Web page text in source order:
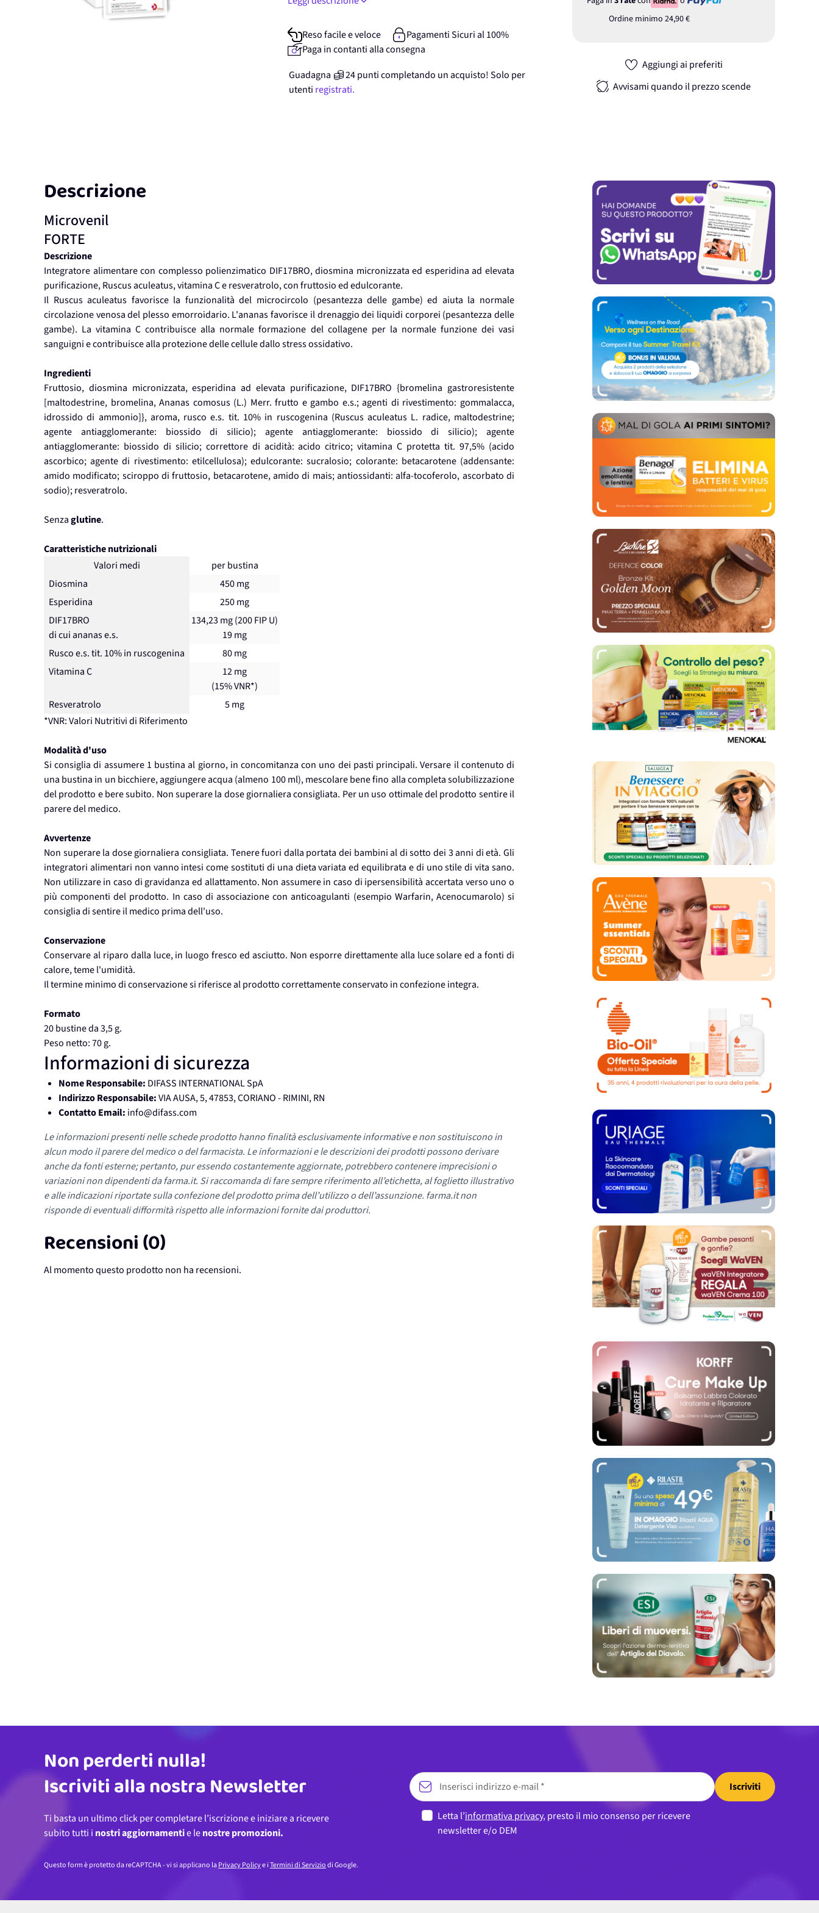
Ordine minimo 24,90 €
Aggiungi ai preferiti
Avvisami quando il prezzo scende
Reso facile e veloce
Pagamenti Sicuri al 100%
Paga in contanti alla consegna
Guadagna
24punticompletando un acquisto! Solo per
utenti registrati.
Descrizione
Microvenil
FORTE
Descrizione
Integratore alimentare con complesso polienzimatico DIF17BRO, diosmina micronizzata ed esperidina ad elevata
purificazione, Ruscus aculeatus, vitamina C e resveratrolo, con fruttosio ed edulcorante.
Il Ruscus aculeatus favorisce la funzionalità del microcircolo (pesantezza delle gambe) ed aiuta la normale
circolazione venosa del plesso emorroidario. L'ananas favorisce il drenaggio dei liquidi corporei (pesantezza delle
gambe). La vitamina C contribuisce alla normale formazione del collagene per la normale funzione dei vasi
sanguigni e contribuisce alla protezione delle cellule dallo stress ossidativo.
Ingredienti
Fruttosio, diosmina micronizzata, esperidina ad elevata purificazione, DIF17BRO {bromelina gastroresistente
[maltodestrine, bromelina, Ananas comosus (L.) Merr. frutto e gambo e.s.; agenti di rivestimento: gommalacca,
idrossido di ammonio]}, aroma, rusco e.s. tit. 10% in ruscogenina (Ruscus aculeatus L. radice, maltodestrine;
agente antiagglomerante: biossido di silicio); agente antiagglomerante: biossido di silicio); agente
antiagglomerante: biossido di silicio; correttore di acidità: acido citrico; vitamina C protetta tit. 97,5% (acido
ascorbico; agente di rivestimento: etilcellulosa); edulcorante: sucralosio; colorante: betacarotene (addensante:
amido modificato; sciroppo di fruttosio, betacarotene, amido di mais; antiossidanti: alfa-tocoferolo, ascorbato di
sodio); resveratrolo.
Senzaglutine.
Caratteristiche nutrizionali
Valori medi
per bustina
Diosmina
450 mg
Esperidina
250 mg
DIF17BRO
di cui ananas e.s.
134,23 mg (200 FIP U)
19 mg
Rusco e.s. tit. 10% in ruscogenina
80 mg
Vitamina C
12 mg
(15% VNR*)
Resveratrolo
5 mg
*VNR: Valori Nutritivi di Riferimento
Modalità d'uso
Si consiglia di assumere 1 bustina al giorno, in concomitanza con uno dei pasti principali. Versare il contenuto di
una bustina in un bicchiere, aggiungere acqua (almeno 100 ml), mescolare bene fino alla completa solubilizzazione
del prodotto e bere subito. Non superare la dose giornaliera consigliata. Per un uso ottimale del prodotto sentire il
parere del medico.
Avvertenze
Non superare la dose giornaliera consigliata. Tenere fuori dalla portata dei bambini al di sotto dei 3 anni di età. Gli
integratori alimentari non vanno intesi come sostituti di una dieta variata ed equilibrata e di uno stile di vita sano.
Non utilizzare in caso di gravidanza ed allattamento. Non assumere in caso di ipersensibilità accertata verso uno o
più componenti del prodotto. In caso di associazione con anticoagulanti (esempio Warfarin, Acenocumarolo) si
consiglia di sentire il medico prima dell'uso.
Conservazione
Conservare al riparo dalla luce, in luogo fresco ed asciutto. Non esporre direttamente alla luce solare ed a fonti di
calore, teme l'umidità.
Il termine minimo di conservazione si riferisce al prodotto correttamente conservato in confezione integra.
Formato
20 bustine da 3,5 g.
Peso netto: 70 g.
Informazioni di sicurezza
Nome Responsabile: DIFASS INTERNATIONAL SpA
Indirizzo Responsabile:VIA AUSA, 5, 47853, CORIANO - RIMINI, RN
Contatto Email: info@difass.com
Le informazioni presenti nelle schede prodotto hanno finalità esclusivamente informative e non sostituiscono in
alcun modo il parere del medico o del farmacista. Le informazioni e le descrizioni dei prodotti possono derivare
anche da fonti esterne; pertanto, pur essendo costantemente aggiornate, potrebbero contenere imprecisioni o
variazioni non dipendenti da farma.it. Si raccomanda di fare sempre riferimento all’etichetta, al foglietto illustrativo
e alle indicazioni riportate sulla confezione del prodotto prima dell’utilizzo o dell’assunzione. farma.it non
risponde di eventuali difformità rispetto alle informazioni fornite dai produttori.
Recensioni (0)
Al momento questo prodotto non ha recensioni.
Indirizzo email
Non perderti nulla!
Iscriviti alla nostra Newsletter
Ti basta un ultimo click per completare l’iscrizione e iniziare a ricevere
subito tutti i nostri aggiornamentie lenostre promozioni.
Iscriviti
Letta l’informativa privacy, presto il mio consenso per ricevere
newsletter e/o DEM
Questo form è protetto da reCAPTCHA - vi si applicano laPrivacy Policye iTermini di Serviziodi Google.